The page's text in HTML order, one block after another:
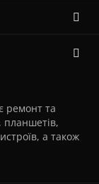
ремонт та
планшетів,
а також